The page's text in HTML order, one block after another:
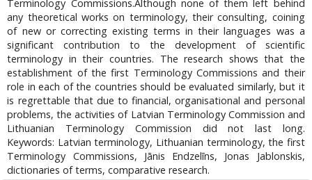
Terminology Commissions.Although none of them left behind
any theoretical works on terminology, their consulting, coining
of new or correcting existing terms in their languages was a
significant contribution to the development of scientific
terminology in their countries. The research shows that the
establishment of the first Terminology Commissions and their
role in each of the countries should be evaluated similarly, but it
is regrettable that due to financial, organisational and personal
problems, the activities of Latvian Terminology Commission and
Lithuanian Terminology Commission did not last long.
Keywords: Latvian terminology, Lithuanian terminology, the first
Terminology Commissions, Jānis Endzelīns, Jonas Jablonskis,
dictionaries of terms, comparative research.